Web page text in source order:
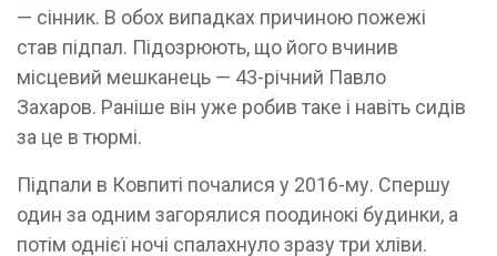
— сінник. В обох випадках причиною пожежі
став підпал. Підозрюють, що його вчинив
місцевий мешканець — 43-річний Павло
Захаров. Раніше він уже робив таке і навіть сидів
за це в тюрмі.
Підпали в Ковпиті почалися у 2016-му. Спершу
один за одним загорялися поодинокі будинки, а
потім однієї ночі спалахнуло зразу три хліви.